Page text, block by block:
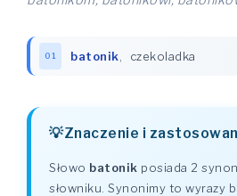
01 batonik czekoladka
Znaczenie i
Słowo batonik posiada 2
słowniku. Synonimy to wyrazy